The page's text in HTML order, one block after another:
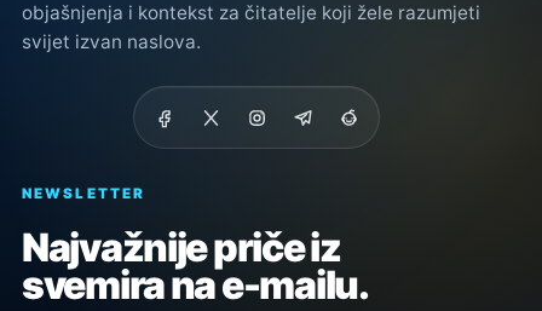
objašnjenja i kontekst za čitatelje koji žele razumjeti
svijet izvan naslova.
NEWSLETTER
Najvažnije priče iz
svemira na e-mailu.